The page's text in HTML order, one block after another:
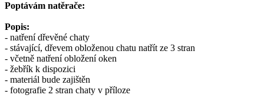
Poptávám natěrače:
Popis:
- natření dřevěné chaty
- stávající, dřevem obloženou chatu natřít ze 3 stran
- včetně natření obložení oken
- žebřík k dispozici
- materiál bude zajištěn
- fotografie 2 stran chaty v příloze